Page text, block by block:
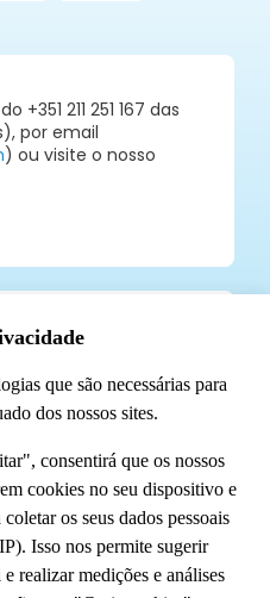
211 251 167 das
por email
) ou visite o nosso